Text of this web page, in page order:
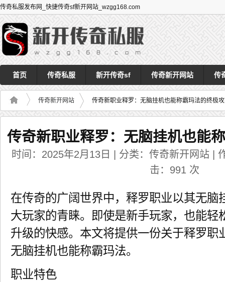
传奇私服发布网_快捷传奇sf新开网站_wzgg168.com
首页 传奇私服 新开传奇sf 传奇新开网站 传
传奇新开网站 传奇新职业释罗：无脑挂机也能称霸玛法的终极
传奇新职业释罗：无脑挂机也能
时间：2025年2月13日 | 分类：传奇新开网站 |
击： 991 次
在传奇的广阔世界中，释罗职业以其无脑
大玩家的青睐。即使是新手玩家，也能轻
升级的快感。本文将提供一份关于释罗职
无脑挂机也能称霸玛法。
职业特色